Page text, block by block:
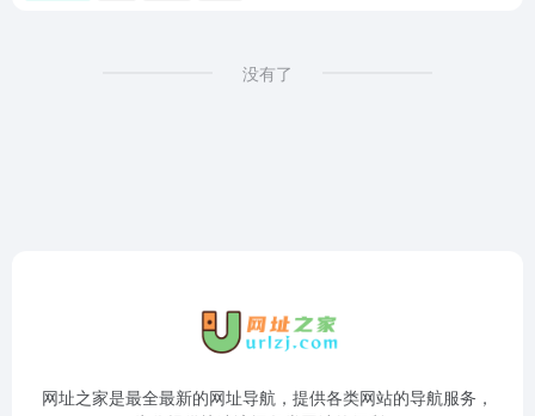
没有了
网址之家是最全最新的网址导航，提供各类网站的导航服务，